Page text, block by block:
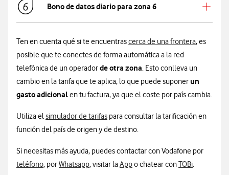
Bono de datos diario para zona 6
Ten en cuenta qué si te encuentrascerca de una frontera, es
posible que te conectes de forma automática a la red
telefónica de un operadorde otra zona. Esto conlleva un
cambio en la tarifa que te aplica, lo que puede suponer un
gasto adicionalen tu factura, ya que el coste por país cambia.
Utiliza elsimulador de tarifastarificación en función del país de
para consultar la tarificación en
función del país de origen y de destino.
Si necesitas más ayuda, puedes contactar con Vodafone por
teléfono, porWhatsapp, visitar laAppo chatear conTOBi.